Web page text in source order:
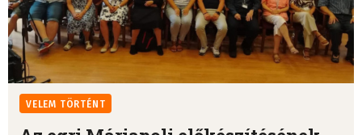
VELEM TÖRTÉNT